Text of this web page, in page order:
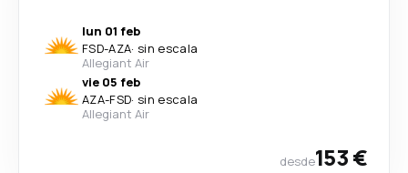
lun 01 feb
FSD-AZA· sin escala
Allegiant Air
vie 05 feb
AZA-FSD· sin escala
Allegiant Air
desde153 €